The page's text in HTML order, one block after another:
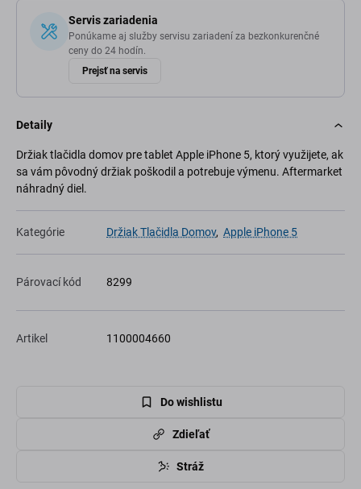
Servis zariadenia
Ponúkame aj služby servisu zariadení za bezkonkurenčné
ceny do 24 hodín.
Prejsť na servis
Detaily
Držiak tlačidla domov pre tablet Apple iPhone 5, ktorý využijete, ak
sa vám pôvodný držiak poškodil a potrebuje výmenu. Aftermarket
náhradný diel.
Kategórie Držiak Tlačidla Domov, Apple iPhone 5
Párovací kód 8299
Artikel 1100004660
Do wishlistu
Zdieľať
Stráž